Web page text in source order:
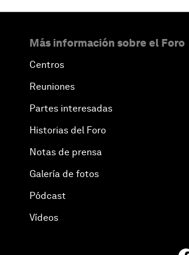
Más información sobre el Foro
Centros
Reuniones
Partes interesadas
Historias del Foro
Notas de prensa
Galería de fotos
Pódcast
Vídeos